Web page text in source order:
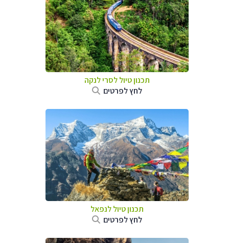
תכנון טיוללסרי לנקה
לחץ לפרטים
תכנון טיול לנפאל
לחץ לפרטים